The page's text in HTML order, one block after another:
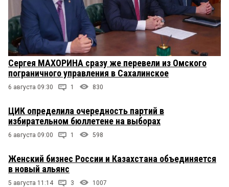
Сергея МАХОРИНА сразу же перевели из Омского
пограничного управления в Сахалинское
6 августа 09:30 1 830
ЦИК определила очередность партий в
избирательном бюллетене на выборах
6 августа 09:00 1 598
Женский бизнес России и Казахстана объединяется
в новый альянс
5 августа 11:14 3 1007